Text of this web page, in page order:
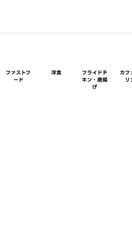
ファストフ
ード
洋食
フライドチ
キン・唐揚
げ
カフ
リ